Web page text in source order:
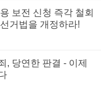
보전 신청 즉각 철회
거법을 개정하라!
, 당연한 판결 - 이제